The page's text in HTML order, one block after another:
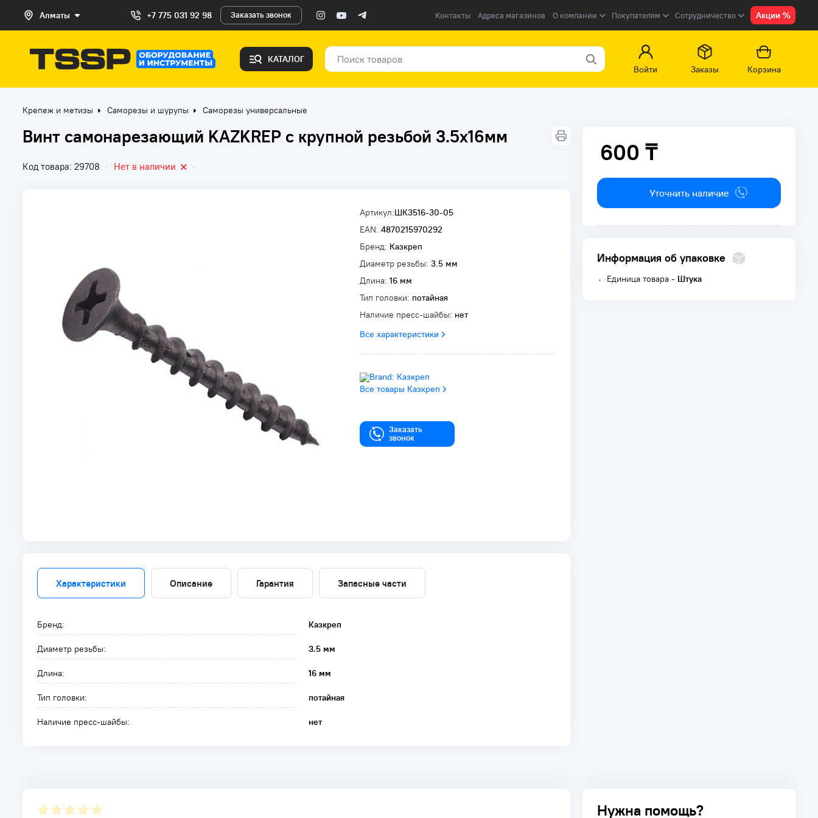
Алматы +7 775 031 92 98 Заказать звонок Контакты Адреса магазинов О компании Покупателям Сотрудничество Акции %
КАТАЛОГ
Войти
Заказы Корзина
Крепеж и метизы Саморезы и шурупы Саморезы универсальные
Винт самонарезающий KAZKREP с крупной резьбой 3.5х16мм
Код товара: 29708 • Нет в наличии •
Артикул:ШК3516-30-05
EAN: 4870215970292
Бренд: Казкреп
Диаметр резьбы: 3.5 мм
Длина: 16 мм
Тип головки: потайная
Наличие пресс-шайбы: нет
Все характеристики
Все товары Казкреп
Заказать
звонок
600 ₸
600 ₸
Уточнить наличие
Информация об упаковке
Единица товара - Штука
Характеристики Описание Гарантия Запасные части
Бренд: Казкреп
Диаметр резьбы: 3.5 мм
Длина: 16 мм
Тип головки: потайная
Наличие пресс-шайбы: нет
Нужна помощь?